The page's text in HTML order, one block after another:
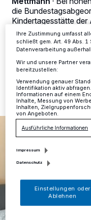
die
Kindertagesstätte
Straße in Mettmann.
25.07.2018 , 15:45 Uhr
Einstellungen oder
Ihre Einstellungen gelten
Informationen finden Sie
Ihre Zustimmung umfasst
schließt gem. Art. 49 Abs. 1
Datenverarbeitung
Wir und unsere Partner
bereitzustellen:
Verwendung genauer
Identifikation aktiv
Informationen auf einem
Inhalte, Messung von
Inhalten,
von Angeboten.
Ausführliche Informationen
Impressum
Datenschutz
Einstellungen oder
Ablehnen